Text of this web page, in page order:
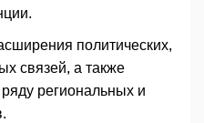
политических,
связей, а также
региональных и